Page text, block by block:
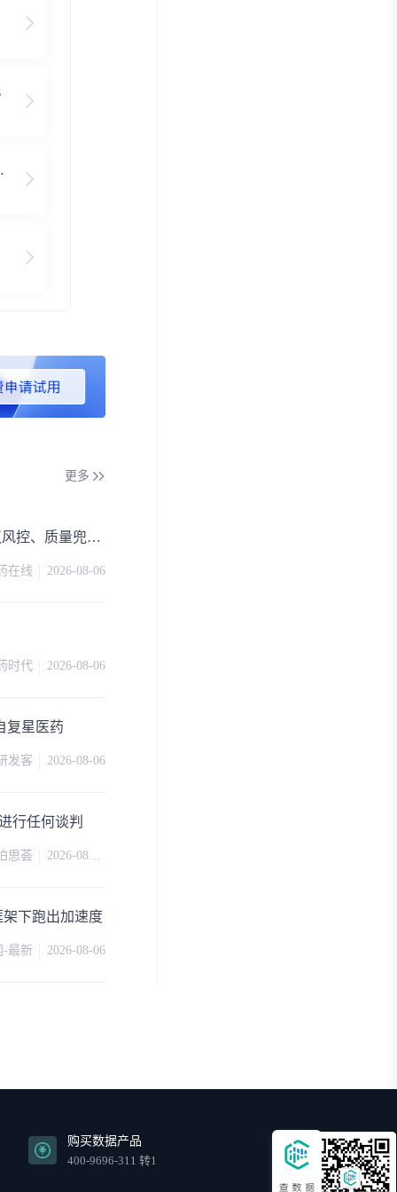
更多
MAH合规实务｜国产原料药委外定制生产：协议风控、质量兜底与违约追偿实操
在线 2026-08-06
时代 2026-08-06
复星医药
疾病 DPP1 Vivo Capital LLC
发客 2026-08-06
行任何谈判
Bristol-Myers Squibb Co
思荟 2026-08-06
下跑出加速度
广州维力医疗器械股份有限公司
-最新 2026-08-06
购买数据产品
400-9696-311 转1